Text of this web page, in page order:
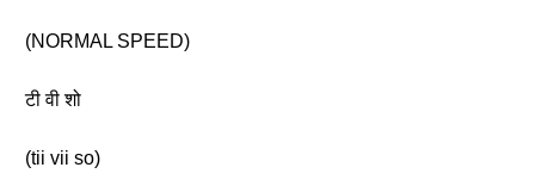
(NORMAL SPEED)
टी वी शो
(tii vii so)